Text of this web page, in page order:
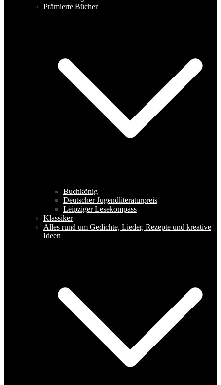
Prämierte Bücher
Buchkönig
Deutscher Jugendliteraturpreis
Leipziger Lesekompass
Klassiker
Alles rund um Gedichte, Lieder, Rezepte und kreative
Ideen